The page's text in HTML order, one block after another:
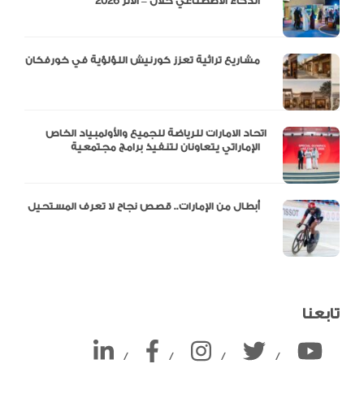
اتحاد الامارات للرياضة للجميع والأولمبياد الخاص
تابعنا
/ / / /